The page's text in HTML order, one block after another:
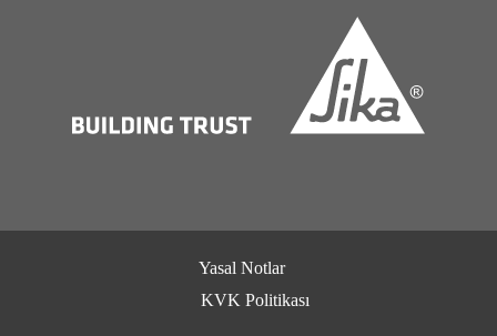
Yasal Notlar
KVK Politikası